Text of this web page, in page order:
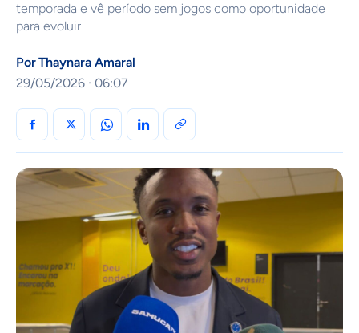
temporada e vê período sem jogos como oportunidade
para evoluir
PorThaynara Amaral
29/05/2026 · 06:07